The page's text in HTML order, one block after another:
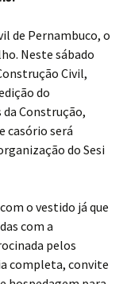
de Pernambuco, o
Neste sábado
Civil,
do
Construção,
casório será
do Sesi
o vestido já que
com a
pelos
completa, convite